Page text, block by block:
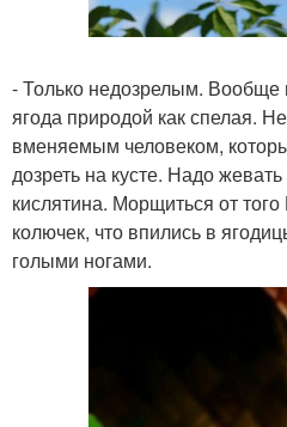
- Только недозрелым. Вообще
ягода природой как спелая.
вменяемым человеком,
дозреть на кусте. Надо
кислятина. Морщиться от
колючек, что впились в
голыми ногами.